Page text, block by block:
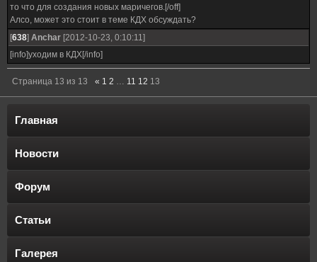
то что для создания новых маричегов.[/off]
Алсо, может это стоит в теме КДХ обсуждать?
[638] Anchar [2012-10-23, 0:10:11]
[info]уходим в КДХ[/info]
Страница 13 из 13 « 1 2 … 11 12 13
Главная
Новости
Форум
Статьи
Галерея